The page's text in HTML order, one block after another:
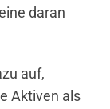
daran
auf,
Aktiven als